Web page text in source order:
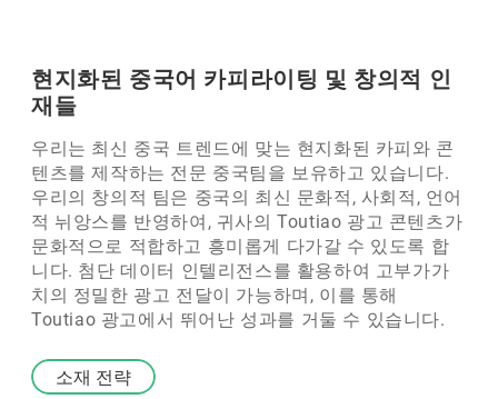
현지화된 중국어 카피라이팅 및 창의적 인
재들
우리는 최신 중국 트렌드에 맞는 현지화된 카피와 콘
텐츠를 제작하는 전문 중국팀을 보유하고 있습니다.
우리의 창의적 팀은 중국의 최신 문화적, 사회적, 언어
적 뉘앙스를 반영하여, 귀사의 Toutiao 광고 콘텐츠가
문화적으로 적합하고 흥미롭게 다가갈 수 있도록 합
니다. 첨단 데이터 인텔리전스를 활용하여 고부가가
치의 정밀한 광고 전달이 가능하며, 이를 통해
Toutiao 광고에서 뛰어난 성과를 거둘 수 있습니다.
소재 전략